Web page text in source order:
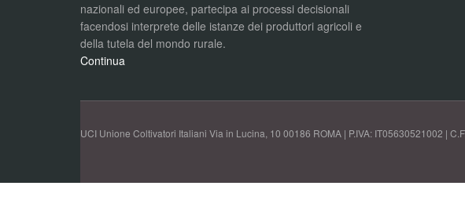
nazionali ed europee, partecipa ai processi decisionali
facendosi interprete delle istanze dei produttori agricoli e
della tutela del mondo rurale.
Continua
UCI Unione Coltivatori Italiani Via in Lucina, 10 00186 ROMA | P.IVA: IT05630521002 |